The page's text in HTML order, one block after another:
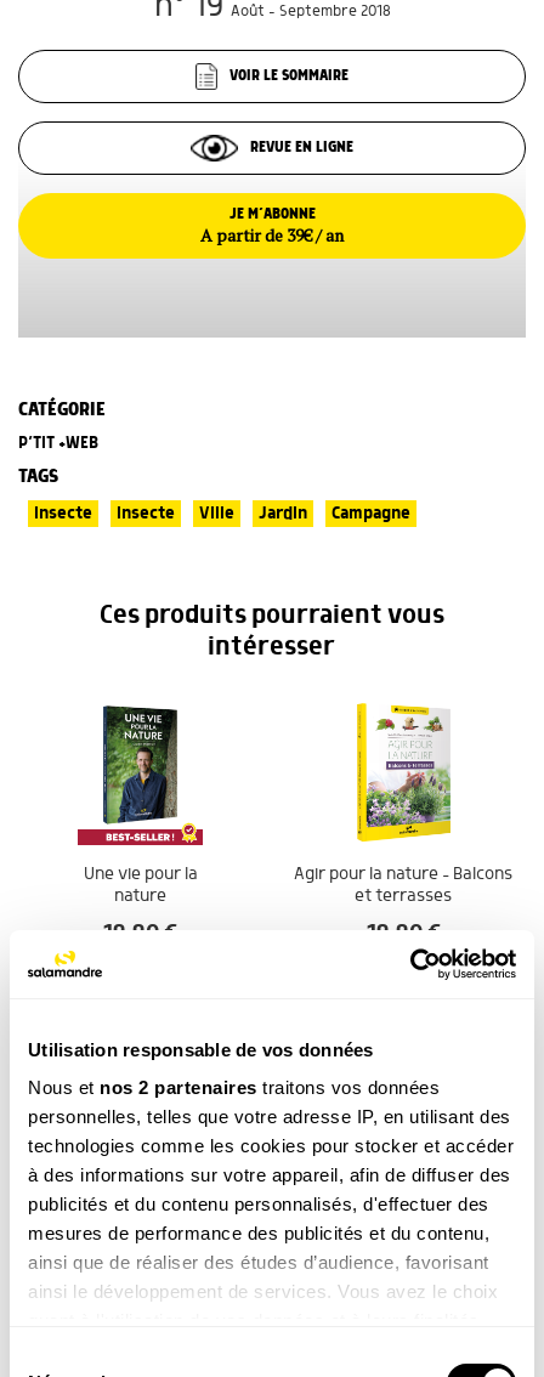
Utilisation responsable de vos données
Nous et nos 2 partenaires traitons vos données
personnelles, telles que votre adresse IP, en utilisant des
technologies comme les cookies pour stocker et accéder
à des informations sur votre appareil, afin de diffuser des
publicités et du contenu personnalisés, d'effectuer des
mesures de performance des publicités et du contenu,
ainsi que de réaliser des études d’audience, favorisant
ainsi le développement de services. Vous avez le choix
Août - Septembre 2018
VOIR LE SOMMAIRE
REVUE EN LIGNE
JE M’ABONNE
A partir de 39€ / an
CATÉGORIE
P’TIT +WEB
TAGS
Insecte Insecte Ville Jardin Campagne
Ces produits pourraient vous
intéresser
Une vie pour la
nature
19.90€
COMMANDER
Agir pour la nature – Balcons
et terrasses
19.90€
Le grand livre de la
nature
69.00€
Les plantes
49.00€